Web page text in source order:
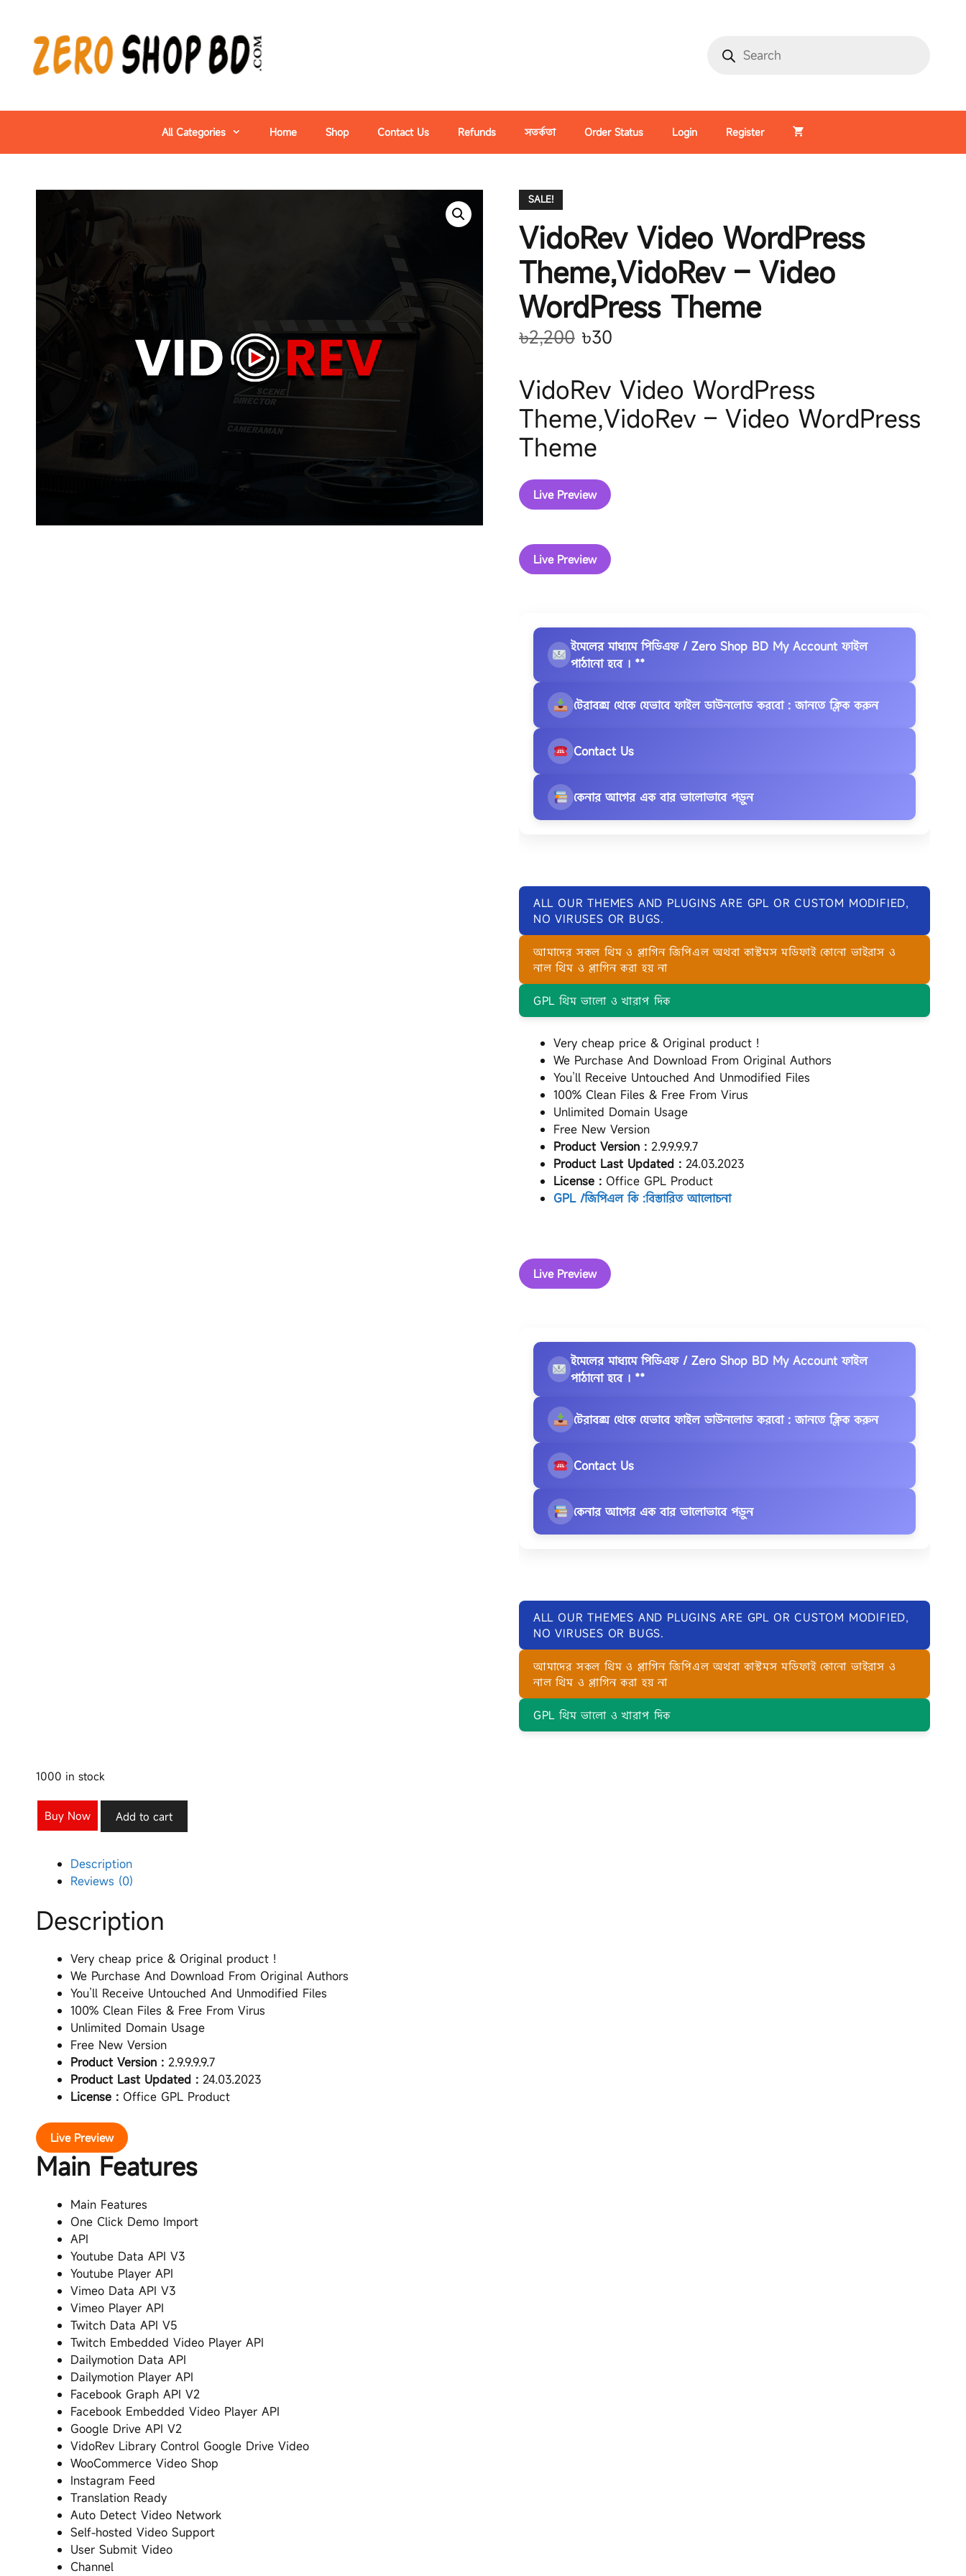
All Categories Home Shop Contact Us Refunds সতর্কতা Order Status Login Register
SALE!
VidoRev Video WordPress
Theme,VidoRev – Video
WordPress Theme
৳2,200 ৳30
VidoRev Video WordPress
Theme,VidoRev – Video WordPress
Theme
Live Preview
Live Preview
ইমেলের মাধ্যমে পিডিএফ / Zero Shop BD My Account ফাইল
পাঠানো হবে । **
টেরাবক্স থেকে যেভাবে ফাইল ডাউনলোড করবো : জানতে ক্লিক করুন
Contact Us
কেনার আগের এক বার ভালোভাবে পড়ুন
ALL OUR THEMES AND PLUGINS ARE GPL OR CUSTOM MODIFIED,
NO VIRUSES OR BUGS.
আমাদের সকল থিম ও প্লাগিন জিপিএল অথবা কাস্টমস মডিফাই কোনো ভাইরাস ও
নাল থিম ও প্লাগিন করা হয় না
GPL থিম ভালো ও খারাপ দিক
Very cheap price & Original product !
We Purchase And Download From Original Authors
You’ll Receive Untouched And Unmodified Files
100% Clean Files & Free From Virus
Unlimited Domain Usage
Free New Version
Product Version :2.9.9.9.9.7
Product Last Updated :24.03.2023
License :Office GPL Product
GPL /জিপিএল কি :বিস্তারিত আলোচনা
Live Preview
ইমেলের মাধ্যমে পিডিএফ / Zero Shop BD My Account ফাইল
পাঠানো হবে । **
টেরাবক্স থেকে যেভাবে ফাইল ডাউনলোড করবো : জানতে ক্লিক করুন
Contact Us
কেনার আগের এক বার ভালোভাবে পড়ুন
ALL OUR THEMES AND PLUGINS ARE GPL OR CUSTOM MODIFIED,
NO VIRUSES OR BUGS.
আমাদের সকল থিম ও প্লাগিন জিপিএল অথবা কাস্টমস মডিফাই কোনো ভাইরাস ও
নাল থিম ও প্লাগিন করা হয় না
GPL থিম ভালো ও খারাপ দিক
1000 in stock
Buy Now Add to cart
Description
Reviews (0)
Description
Very cheap price & Original product !
We Purchase And Download From Original Authors
You’ll Receive Untouched And Unmodified Files
100% Clean Files & Free From Virus
Unlimited Domain Usage
Free New Version
Product Version : 2.9.9.9.9.7
Product Last Updated : 24.03.2023
License : Office GPL Product
Live Preview
Main Features
Main Features
One Click Demo Import
API
Youtube Data API V3
Youtube Player API
Vimeo Data API V3
Vimeo Player API
Twitch Data API V5
Twitch Embedded Video Player API
Dailymotion Data API
Dailymotion Player API
Facebook Graph API V2
Facebook Embedded Video Player API
Google Drive API V2
VidoRev Library Control Google Drive Video
WooCommerce Video Shop
Instagram Feed
Translation Ready
Auto Detect Video Network
Self-hosted Video Support
User Submit Video
Channel